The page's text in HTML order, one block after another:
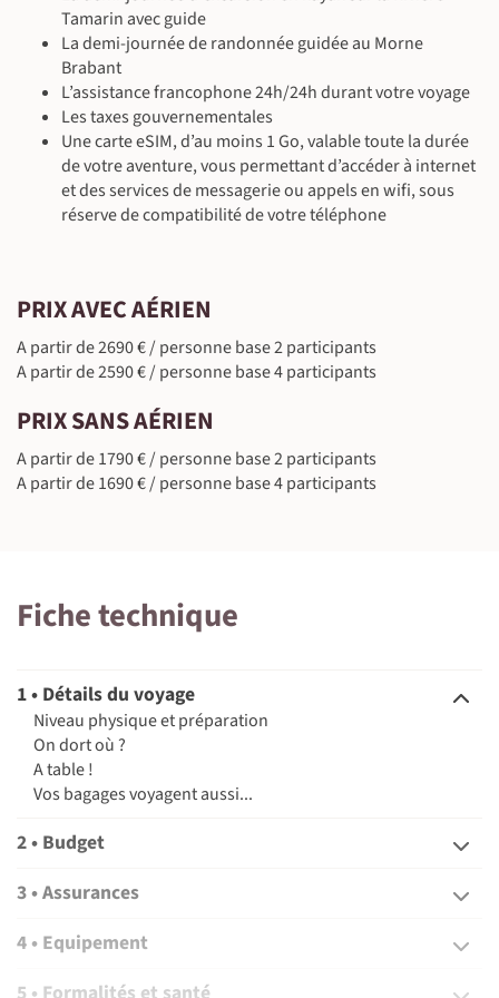
©
Petit-déjeuner & déjeuner inclus - dîner libre
Guide local francophone, Application MyNomade
En véhicule de location (90 km ~2 h 20)
Vélo (entre 4 h 30 et 5 h)
©
©
Tamarin avec guide
La demi-journée de randonnée guidée au Morne
Brabant
L’assistance francophone 24h/24h durant votre voyage
Les taxes gouvernementales
Une carte eSIM, d’au moins 1 Go, valable toute la durée
de votre aventure, vous permettant d’accéder à internet
et des services de messagerie ou appels en wifi, sous
réserve de compatibilité de votre téléphone
PRIX AVEC AÉRIEN
A partir de 2690 € / personne base 2 participants
A partir de 2590 € / personne base 4 participants
PRIX SANS AÉRIEN
A partir de 1790 € / personne base 2 participants
A partir de 1690 € / personne base 4 participants
Fiche technique
1 • Détails du voyage
Niveau physique et préparation
On dort où ?
A table !
Vos bagages voyagent aussi...
2 • Budget
3 • Assurances
4 • Equipement